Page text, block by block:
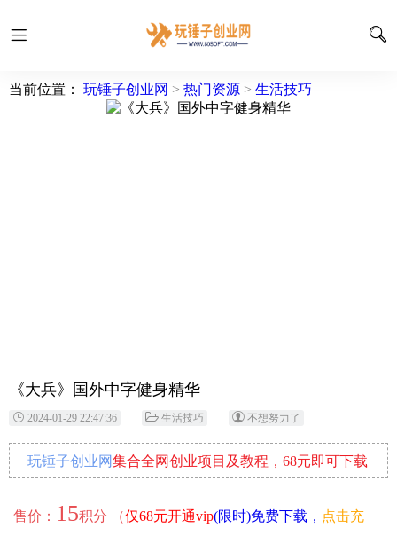
当前位置： 玩锤子创业网 > 热门资源 > 生活技巧
《大兵》国外中字健身精华
2024-01-29 22:47:36 生活技巧 不想努力了
玩锤子创业网集合全网创业项目及教程，68元即可下载
售价： 15积分 （仅68元开通vip(限时)免费下载， 点击充